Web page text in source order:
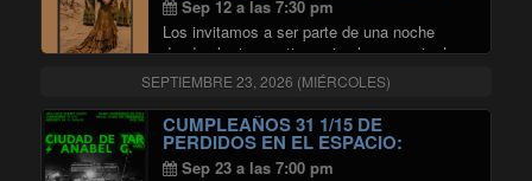
Sep 12 a las 7:30 pm
Los invitamos a ser parte de una noche
donde el arte mantiene viva la memoria. La
Cantata Santa María de Iquique en versión
flamenco, creada y dirigida por Carmen
Álvarez, es una propuesta artística única …
Continuar leyendo"CANTATA SANTA MARÍA DE
SEPTIEMBRE 23, 2026 (MIÉRCOLES)
CUMPLEAÑOS 31 1/15 DE
PERDIDOS EN EL ESPACIO:
CIUDAD DE TAR + ANABEL G EN
Sep 23 a las 7:00 pm